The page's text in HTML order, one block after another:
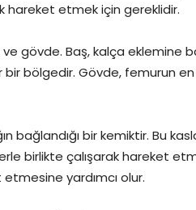
hareket etmek için gereklidir.
gövde. Baş, kalça eklemine
bölgedir. Gövde, femurun en
bağlandığı bir kemiktir. Bu
birlikte çalışarak hareket
yardımcı olur.